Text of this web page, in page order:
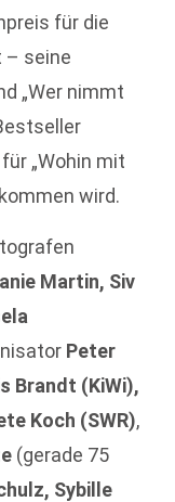
für die
– seine
„Wer nimmt
„Wohin mit
wird.
Martin, Siv
Peter
Brandt (KiWi),
Koch (SWR),
(gerade 75
Sybille